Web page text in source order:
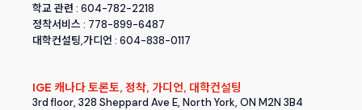
학교 관련 : 604-782-2218
정착서비스 : 778-899-6487
대학컨설팅,가디언 : 604-838-0117
IGE 캐나다 토론토, 정착, 가디언, 대학컨설팅
3rd floor, 328 Sheppard Ave E, North York, ON M2N 3B4